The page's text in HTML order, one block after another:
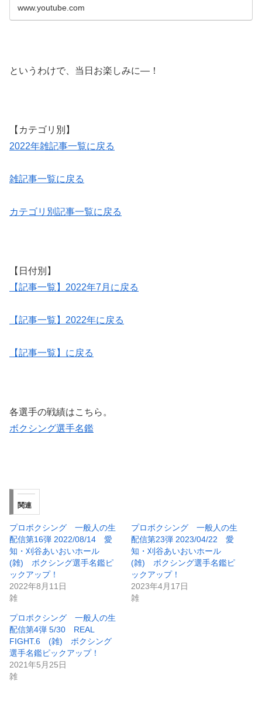
www.youtube.com
というわけで、当日お楽しみに―！
【カテゴリ別】
2022年雑記事一覧に戻る
雑記事一覧に戻る
カテゴリ別記事一覧に戻る
【日付別】
【記事一覧】2022年7月に戻る
【記事一覧】2022年に戻る
【記事一覧】に戻る
各選手の戦績はこちら。
ボクシング選手名鑑
関連
プロボクシング 一般人の生
配信第16弾 2022/08/14 愛
知・刈谷あいおいホール
(雑) ボクシング選手名鑑ピ
ックアップ！
2022年8月11日
雑
プロボクシング 一般人の生
配信第23弾 2023/04/22 愛
知・刈谷あいおいホール
(雑) ボクシング選手名鑑ピ
ックアップ！
2023年4月17日
雑
プロボクシング 一般人の生
配信第4弾 5/30 REAL
FIGHT.6 (雑) ボクシング
選手名鑑ピックアップ！
2021年5月25日
雑